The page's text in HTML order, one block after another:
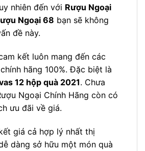
nhiên đến với Rượu Ngoại
Ngoại 68 bạn sẽ không
đề này.
kết luôn mang đến các
hãng 100%. Đặc biệt là
12 hộp quà 2021. Chưa
Ngoại Chính Hãng còn có
ưu đãi về giá.
giá cả hợp lý nhất thị
dàng sở hữu một món quà